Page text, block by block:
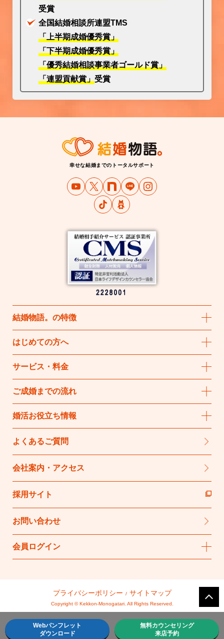
受賞
全国結婚相談所連盟TMS
「上半期成婚優秀賞」
「下半期成婚優秀賞」
「優秀結婚相談事業者ゴールド賞」
「連盟貢献賞」 受賞
Webパンフレット
ダウンロード
無料カウンセリング
来店予約
幸せな結婚までのトータルサポート
結婚物語。 の特徴
はじめての方へ
サービス・料金
ご成婚までの流れ
婚活お役立ち情報
よくあるご質問
会社案内・アクセス
採用サイト
お問い合わせ
会員ログイン
プライバシーポリシー サイトマップ
Copyright © Kekkon-Monogatari. All Rights Reserved.